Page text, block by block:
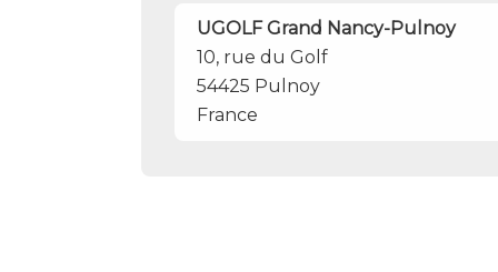
UGOLF Grand Nancy-Pulnoy
10, rue du Golf
54425 Pulnoy
France